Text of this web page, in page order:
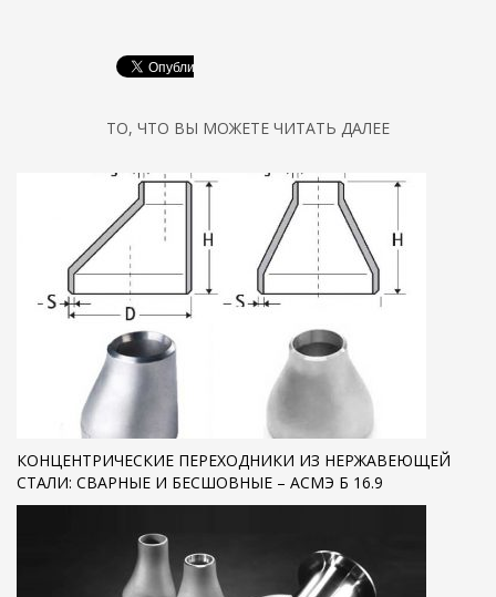
ТО, ЧТО ВЫ МОЖЕТЕ ЧИТАТЬ ДАЛЕЕ
КОНЦЕНТРИЧЕСКИЕ ПЕРЕХОДНИКИ ИЗ НЕРЖАВЕЮЩЕЙ
СТАЛИ: СВАРНЫЕ И БЕСШОВНЫЕ – АСМЭ Б 16.9